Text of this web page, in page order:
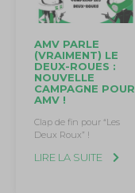
AMV PARLE
(VRAIMENT) LE
DEUX-ROUES :
NOUVELLE
CAMPAGNE POUR
AMV !
Clap de fin pour “Les
Deux Roux” !
LIRE LA SUITE